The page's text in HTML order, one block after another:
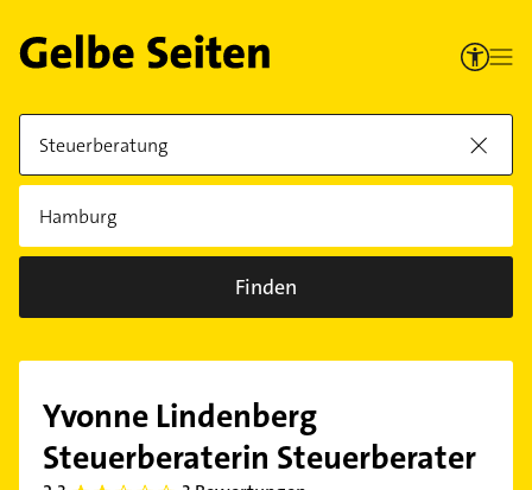
Finden
Yvonne Lindenberg
Steuerberaterin Steuerberater